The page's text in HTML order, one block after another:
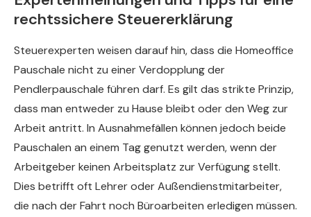
rechtssichere Steuererklärung
Steuerexperten weisen darauf hin, dass die Homeoffice
Pauschale nicht zu einer Verdopplung der
Pendlerpauschale führen darf. Es gilt das strikte Prinzip,
dass man entweder zu Hause bleibt oder den Weg zur
Arbeit antritt. In Ausnahmefällen können jedoch beide
Pauschalen an einem Tag genutzt werden, wenn der
Arbeitgeber keinen Arbeitsplatz zur Verfügung stellt.
Dies betrifft oft Lehrer oder Außendienstmitarbeiter,
die nach der Fahrt noch Büroarbeiten erledigen müssen.